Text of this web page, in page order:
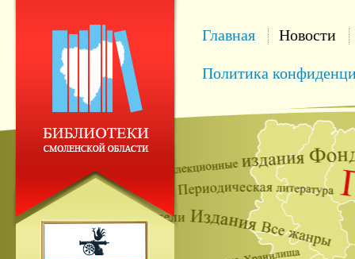
Главная Новости
Политика